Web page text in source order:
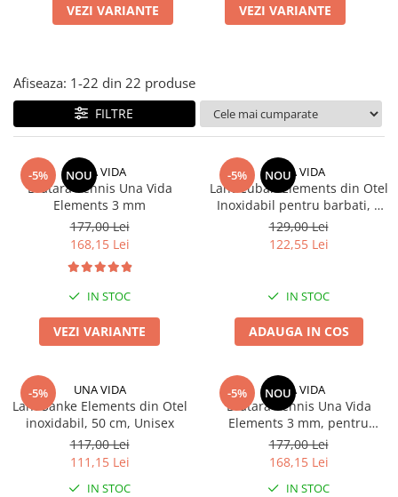
VEZI VARIANTE VEZI VARIANTE
Afiseaza: 1-22 din 22 produse
FILTRE
-5% NOU
UNA VIDA
Bratara Tennis Una Vida
Elements 3 mm
177,00 Lei
168,15 Lei
IN STOC
VEZI VARIANTE
-5% NOU
UNA VIDA
Lant Cuban Elements din Otel
Inoxidabil pentru barbati, 6
mm
129,00 Lei
122,55 Lei
IN STOC
ADAUGA IN COS
-5% UNA VIDA
Lant Sanke Elements din Otel
inoxidabil, 50 cm, Unisex
117,00 Lei
111,15 Lei
IN STOC
-5% NOU
UNA VIDA
Bratara Tennis Una Vida
Elements 3 mm, pentru
barbati
177,00 Lei
168,15 Lei
IN STOC